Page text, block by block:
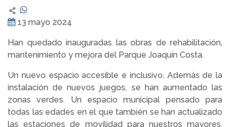
13 mayo 2024
Han quedado inauguradas las obras de rehabilitación,
mantenimiento y mejora del Parque Joaquín Costa.
Un nuevo espacio accesible e inclusivo. Además de la
instalación de nuevos juegos, se han aumentado las
zonas verdes. Un espacio municipal pensado para
todas las edades en el que también se han actualizado
las estaciones de movilidad para nuestros mayores.